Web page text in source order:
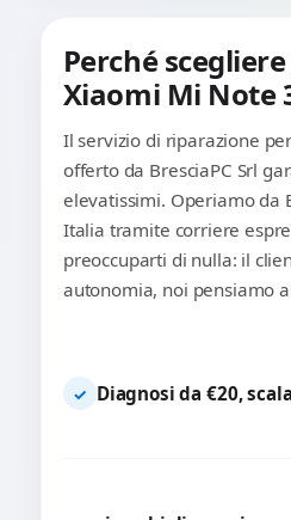
Perché
Xiaomi Mi Note
Il servizio di riparazione
offerto da BresciaPC Srl
elevatissimi. Operiamo da
Italia tramite corriere
preoccuparti di nulla: il
autonomia, noi pensiamo
✓ Diagnosi da €20,